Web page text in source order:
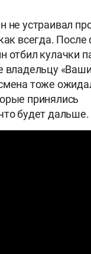
не устраивал
всегда.
отбил кулачки
владельцу
тоже
принялись
будет дальше.